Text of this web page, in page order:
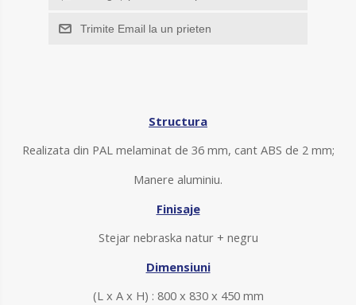
Trimite Email la un prieten
Structura
Realizata din PAL melaminat de 36 mm, cant ABS de 2 mm;
Manere aluminiu.
Finisaje
Stejar nebraska natur + negru
Dimensiuni
(L x A x H) : 800 x 830 x 450 mm